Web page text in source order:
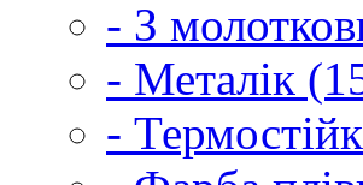
- З
- Металік
-